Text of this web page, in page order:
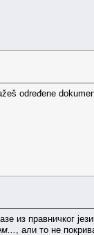
određene
из правничког
, али то не